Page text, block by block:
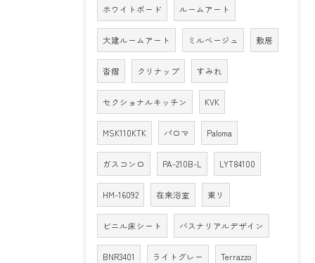
ホワイトボード ルームアート
大建ルームアート ミルベージュ 敷居
沓摺 クリナップ すみれ
セクショナルキッチン KVK
MSK110KTK パロマ Paloma
ガスコンロ PA-210B-L LYT84100
HM-16092 在来浴室 東リ
ビニル床シート バスナリアルデザイン
BNR3401 ライトグレー Terrazzo